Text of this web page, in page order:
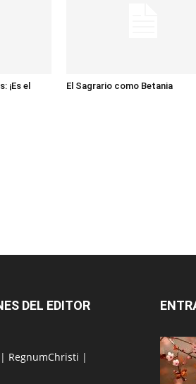
¡Es el
El Sagrario como Betania
DEL EDITOR
| RegnumChristi |